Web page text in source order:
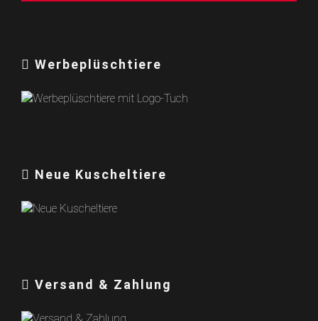
Werbeplüschtiere
Neue Kuscheltiere
Versand & Zahlung